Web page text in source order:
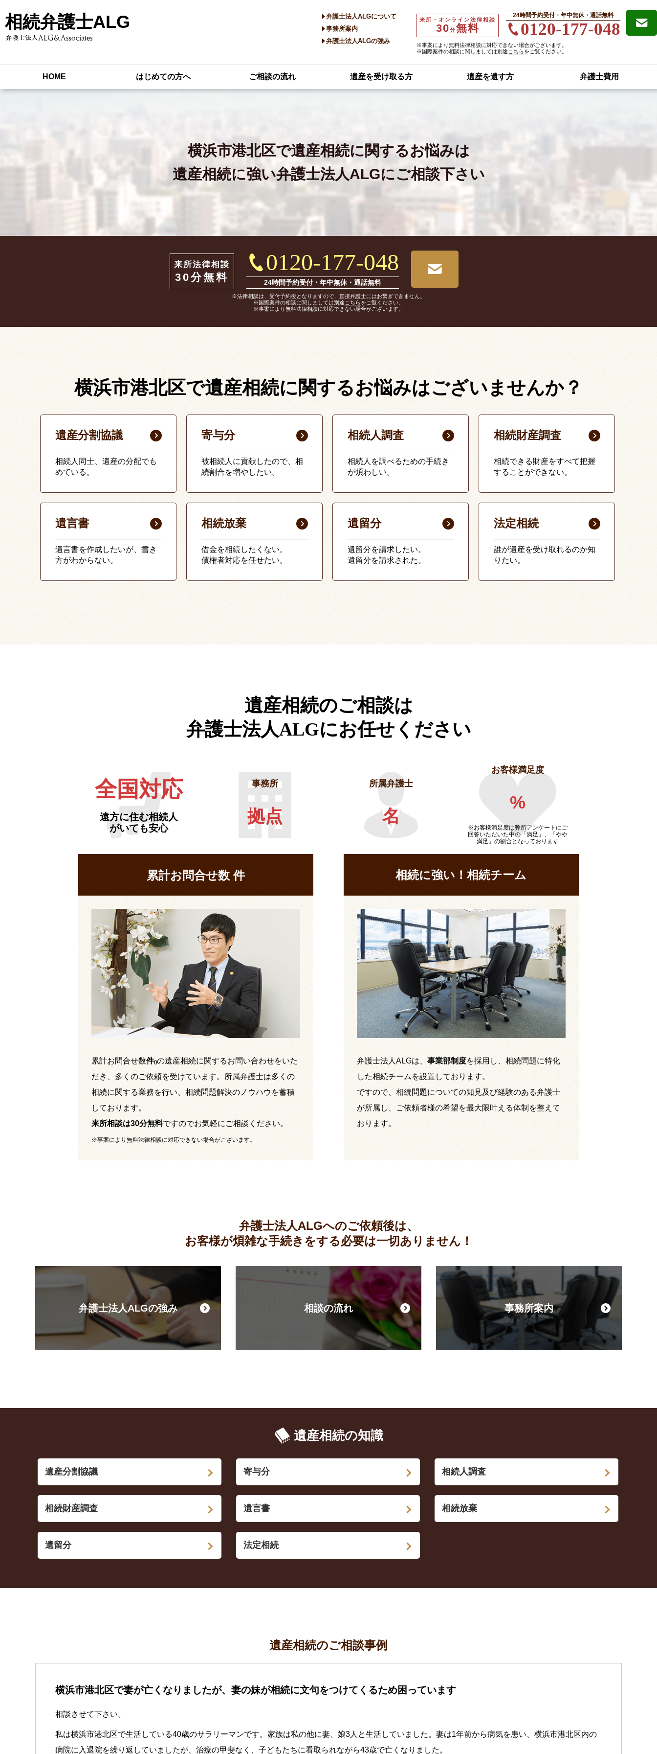
相続弁護士ALG 来所・オンライン法律相談
30分無料
24時間予約受付・年中無休・通話無料
0120-177-048
※事案により無料法律相談に対応できない場合がございます。
※国際案件の相談に関しましては別途 こちらをご覧ください。
弁護士法人ALGについて
事務所案内
弁護士法人ALGの強み
HOME はじめての方へ ご相談の流れ 遺産を受け取る方 遺産を遺す方 弁護士費用
横浜市港北区で遺産相続に関するお悩みは
遺産相続に強い弁護士法人ALGにご相談下さい
来所法律相談
30分無料
0120-177-048
24時間予約受付・年中無休・通話無料
※法律相談は、受付予約後となりますので、直接弁護士にはお繋ぎできません。
※国際案件の相談に関しましては別途 こちらをご覧ください。
※事案により無料法律相談に対応できない場合がございます。
横浜市港北区で遺産相続に関するお悩みはございませんか？
遺産分割協議
相続人同士、遺産の分配でも
めている。
寄与分
被相続人に貢献したので、相
続割合を増やしたい。
相続人調査
相続人を調べるための手続き
が煩わしい。
相続財産調査
相続できる財産をすべて把握
することができない。
遺言書
遺言書を作成したいが、書き
方がわからない。
相続放棄
借金を相続したくない。
債権者対応を任せたい。
遺留分
遺留分を請求したい。
遺留分を請求された。
法定相続
誰が遺産を受け取れるのか知
りたい。
遺産相続のご相談は
弁護士法人ALGにお任せください
全国対応
遠方に住む相続人
がいても安心
事務所
拠点
所属弁護士
名
お客様満足度
%
※お客様満足度は弊所アンケートにご
回答いただいた中の「満足」、「やや
満足」の割合となっております
累計お問合せ数件
累計お問合せ数件()の遺産相続に関するお問い合わせをいた
だき、多くのご依頼を受けています。所属弁護士は多くの
相続に関する業務を行い、相続問題解決のノウハウを蓄積
しております。
来所相談は30分無料ですのでお気軽にご相談ください。
※事案により無料法律相談に対応できない場合がございます。
相続に強い！相続チーム
弁護士法人ALGは、 事業部制度を採用し、相続問題に特化
した相続チームを設置しております。
ですので、相続問題についての知見及び経験のある弁護士
が所属し、ご依頼者様の希望を最大限叶える体制を整えて
おります。
弁護士法人ALGへのご依頼後は、
お客様が煩雑な手続きをする必要は一切ありません！
弁護士法人ALGの強み 相談の流れ 事務所案内
遺産相続の知識
遺産分割協議 寄与分 相続人調査
相続財産調査 遺言書 相続放棄
遺留分 法定相続
遺産相続のご相談事例
横浜市港北区で妻が亡くなりましたが、妻の妹が相続に文句をつけてくるため困っています
相談させて下さい。
私は横浜市港北区で生活している40歳のサラリーマンです。家族は私の他に妻、娘3人と生活していました。妻は1年前から病気を患い、横浜市港北区内の
病院に入退院を繰り返していましたが、治療の甲斐なく、子どもたちに看取られながら43歳で亡くなりました。